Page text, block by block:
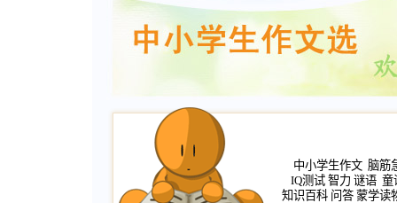
中小学生作文 脑筋
IQ测试 智力 谜语 童
知识百科 问答 蒙学读